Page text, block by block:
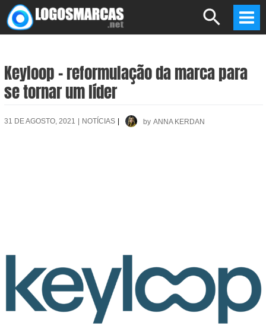
Skip
to
Search
Keyloop – reformulação da marca para
se tornar um líder
31 DE AGOSTO, 2021 NOTÍCIAS by ANNA KERDAN